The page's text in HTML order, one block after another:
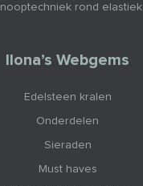
rond elastiek
Ilona’s Webgems
Edelsteen kralen
Onderdelen
Sieraden
Must haves